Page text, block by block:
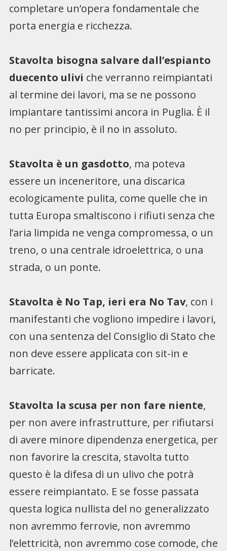
completare un’opera fondamentale che
porta energia e ricchezza.
Stavolta bisogna salvare dall’espianto
duecento ulivi che verranno reimpiantati
al termine dei lavori, ma se ne possono
impiantare tantissimi ancora in Puglia. È il
no per principio, è il no in assoluto.
Stavolta è un gasdotto, ma poteva
essere un inceneritore, una discarica
ecologicamente pulita, come quelle che in
tutta Europa smaltiscono i rifiuti senza che
l’aria limpida ne venga compromessa, o un
treno, o una centrale idroelettrica, o una
strada, o un ponte.
Stavolta è No Tap, ieri era No Tav, con i
manifestanti che vogliono impedire i lavori,
con una sentenza del Consiglio di Stato che
non deve essere applicata con sit-in e
barricate.
Stavolta la scusa per non fare niente,
per non avere infrastrutture, per rifiutarsi
di avere minore dipendenza energetica, per
non favorire la crescita, stavolta tutto
questo è la difesa di un ulivo che potrà
essere reimpiantato. E se fosse passata
questa logica nullista del no generalizzato
non avremmo ferrovie, non avremmo
l’elettricità, non avremmo cose comode, che